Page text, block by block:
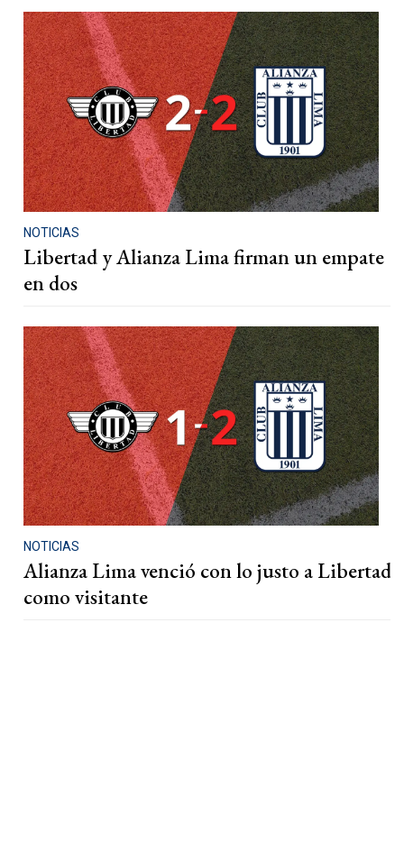
NOTICIAS
Libertad y Alianza Lima firman un empate
en dos
NOTICIAS
Alianza Lima venció con lo justo a Libertad
como visitante